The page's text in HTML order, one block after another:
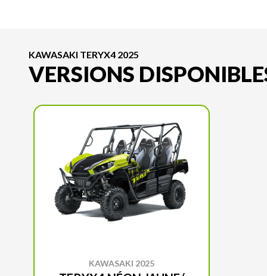
KAWASAKI TERYX4 2025
VERSIONS
KAWASAKI 2025